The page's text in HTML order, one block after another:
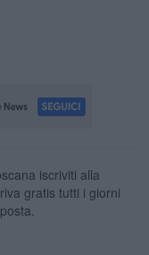
iscriviti alla
gratis tutti i giorni